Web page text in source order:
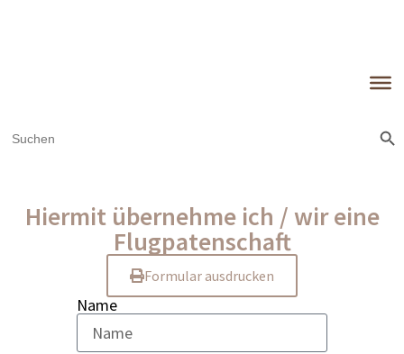
for:
Hiermit übernehme ich / wir eine
Flugpatenschaft
For­mu­lar aus­dru­cken
Name